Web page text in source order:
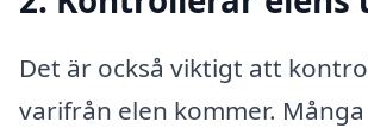
Det är också viktigt att
varifrån elen kommer. Många